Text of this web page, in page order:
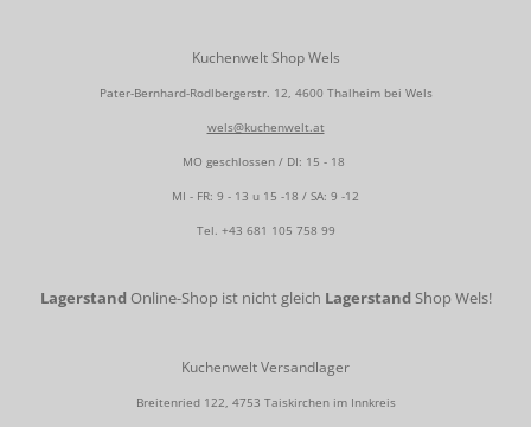
Kuchenwelt Shop Wels
Pater-Bernhard-Rodlbergerstr. 12, 4600 Thalheim bei Wels
wels@kuchenwelt.at
MO geschlossen / DI: 15 - 18
MI - FR: 9 - 13 u 15 -18 / SA: 9 -12
Tel. +43 681 105 758 99
Lagerstand Online-Shop ist nicht gleich Lagerstand Shop Wels!
Kuchenwelt Versandlager
Breitenried 122, 4753 Taiskirchen im Innkreis